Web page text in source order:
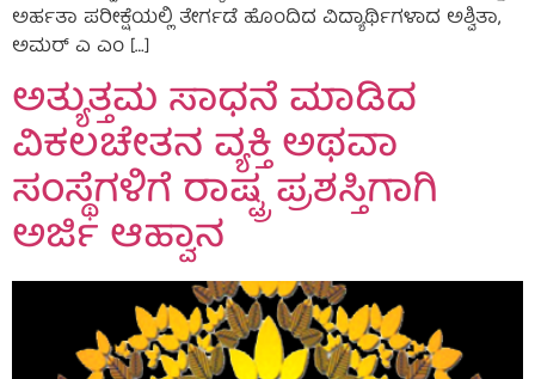
ಅರ್ಹತಾ ಪರೀಕ್ಷೆಯಲ್ಲಿ ತೇರ್ಗಡೆ ಹೊಂದಿದ ವಿದ್ಯಾರ್ಥಿಗಳಾದ ಅಶ್ವಿತಾ,
ಅಮರ್‌ ಎ ಎಂ […]
ಅತ್ಯುತ್ತಮ ಸಾಧನೆ ಮಾಡಿದ
ವಿಕಲಚೇತನ ವ್ಯಕ್ತಿ ಅಥವಾ
ಸಂಸ್ಥೆಗಳಿಗೆ ರಾಷ್ಟ್ರ ಪ್ರಶಸ್ತಿಗಾಗಿ
ಅರ್ಜಿ ಆಹ್ವಾನ